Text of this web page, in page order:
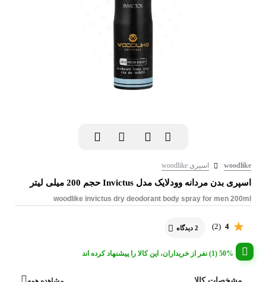
woodlike اسپری woodlike
اسپری بدن مردانه وودلایک مدل Invictus حجم 200 میلی لیتر
woodlike invictus dry deodorant body spray for men 200ml
4
(2) 2 دیدگاه
50% (1) نفر از خریداران، این کالا را پیشنهاد کرده اند